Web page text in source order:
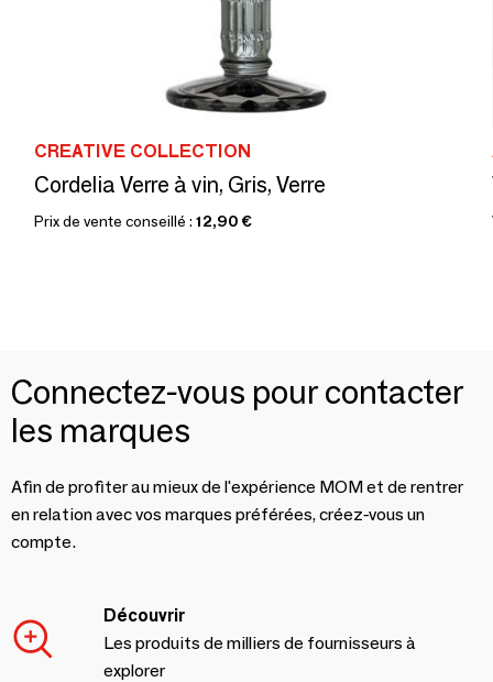
CREATIVE COLLECTION
Cordelia Verre à vin, Gris, Verre
Prix de vente conseillé : 12,90 €
Connectez-vous pour contacter
les marques
Afin de profiter au mieux de l'expérience MOM et de rentrer
en relation avec vos marques préférées, créez-vous un
compte.
Découvrir
Les produits de milliers de fournisseurs à
explorer